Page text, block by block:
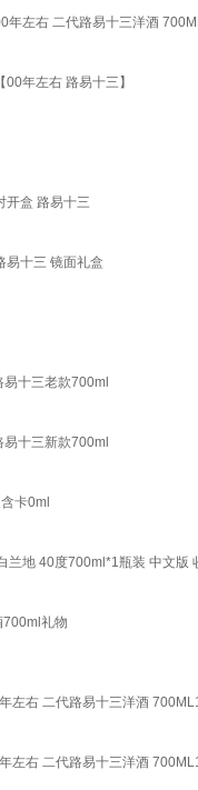
年左右 二代路易十三洋酒
年左右 路易十三】
开盒 路易十三
易十三 镜面礼盒
十三老款700ml
十三新款700ml
卡0ml
地 40度700ml*1瓶装 中文
700ml礼物
左右 二代路易十三洋酒
左右 二代路易十三洋酒